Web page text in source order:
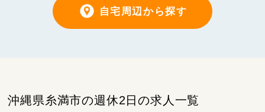
自宅周辺から探す
沖縄県糸満市の週休2日の求人一覧